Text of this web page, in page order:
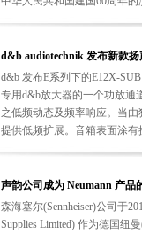
d&b audiotechnik 发布新款扬
d&b 发布E系列下的E12X-
专用d&b放大器的一个功放通
之低频动态及频率响应。当
提供低频扩展。音箱表面涂有
声韵公司成为 Neumann 产品
森海塞尔(Sennheiser)公司于
Supplies Limited) 作为德国纽